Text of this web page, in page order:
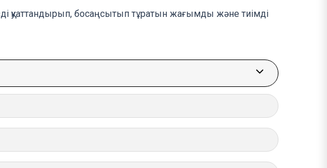
қуаттандырып, босаңсытып тұратын жағымды және тиімді
More about: